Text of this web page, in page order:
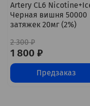
Artery CL6
Черная вишня 50000
затяжек 20мг (2%)
2 300 ₽
1 800 ₽
Предзаказ